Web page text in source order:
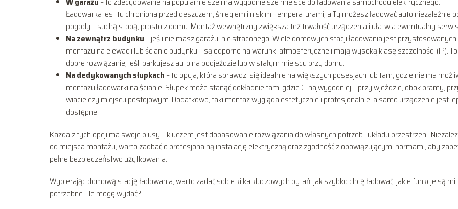
Ładowarka jest tu chroniona przed deszczem, śniegiem i niskimi temperaturami, a Ty możesz ładować auto niezależnie
pogody – suchą stopą, prosto z domu. Montaż wewnętrzny zwiększa też trwałość urządzenia i ułatwia ewentualny
Na zewnątrz budynku – jeśli nie masz garażu, nic straconego. Wiele domowych stacji ładowania jest
montażu na elewacji lub ścianie budynku – są odporne na warunki atmosferyczne i mają wysoką klasę szczelności (IP). To
dobre rozwiązanie, jeśli parkujesz auto na podjeździe lub w stałym miejscu przy domu.
Na dedykowanych słupkach – to opcja, która sprawdzi się idealnie na większych posesjach lub tam, gdzie nie ma
montażu ładowarki na ścianie. Słupek może stanąć dokładnie tam, gdzie Ci najwygodniej – przy wjeździe, obok bramy,
wiacie czy miejscu postojowym. Dodatkowo, taki montaż wygląda estetycznie i profesjonalnie, a samo urządzenie jest
dostępne.
Każda z tych opcji ma swoje plusy – kluczem jest dopasowanie rozwiązania do własnych potrzeb i układu przestrzeni.
od miejsca montażu, warto zadbać o profesjonalną instalację elektryczną oraz zgodność z obowiązującymi normami, aby
pełne bezpieczeństwo użytkowania.
Wybierając domową stację ładowania, warto zadać sobie kilka kluczowych pytań: jak szybko chcę ładować, jakie funkcje są mi
potrzebne i ile mogę wydać?